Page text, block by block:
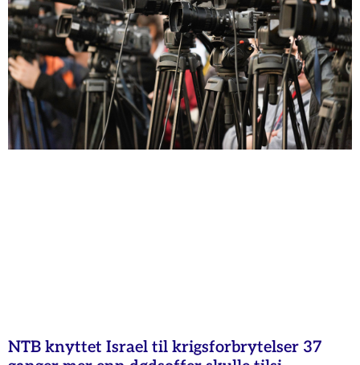
NTB knyttet Israel til krigsforbrytelser 37